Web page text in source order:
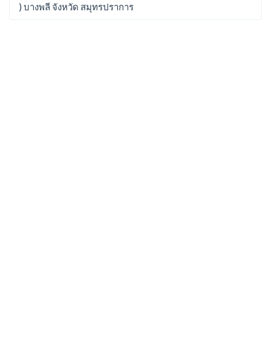
) บางพลี จังหวัด สมุทรปราการ